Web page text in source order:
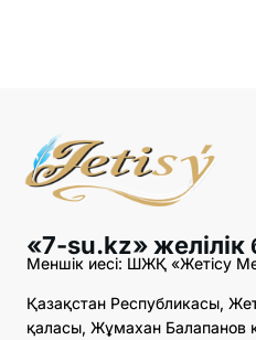
«7-su.kz»
Меншік иесі: ШЖҚ «Жетісу
Қазақстан Республикасы,
қаласы, Жұмахан Балапанов